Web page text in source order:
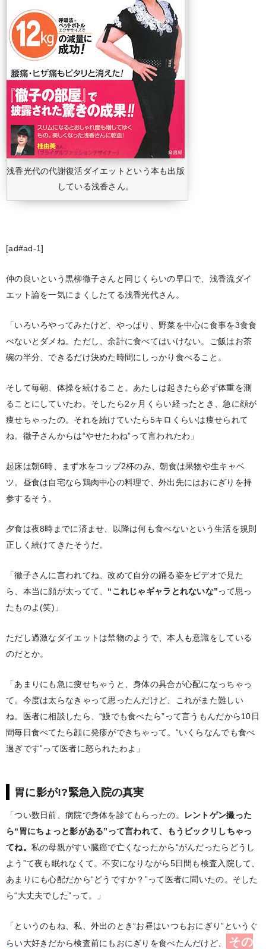
浅香光代の代謝復活ダイエットという本も出版
している浅香さん。
[ad#ad-1]
仲の良いという黒柳徹子さんと同じくらいの早口で、浅香流ダイ
エット論を一気にまくしたてる浅香光代さん。
「いろいろやってみたけど、やっぱり、野菜を中心に食事を3食食
べないとダメね。ただし、余計に食べてはいけない。ご飯はお茶
碗の半分、できるだけ決めた時間にしっかり食べること。
そして毎朝、体操を続けること。あたしは起きたら必ず体重を測
ることにしていたわ。そしたら2ヶ月くらい経ったとき、急に顔が
痩せちゃったの。それを続けていたら5キロくらいは痩せられて
ね。徹子さんからは“やせたわね”って言われたわ」
起床は朝6時、まず水をコップ2杯のみ、朝食は果物や生キャベ
ツ。昼食は自宅なら鶏肉中心の料理で、外出先にはおにぎりを持
参するそう。
夕食は夜8時までに済ませ、以降は何も食べないという生活を規則
正しく続けてきたそうだ。
「徹子さんに言われてね、改めて自分の踊る姿をビデオで見た
ら、本当に顔が太ってて、 “これじゃギャラとれないな”って思っ
たものよ(笑)」
ただし過激なダイエットは禁物のようで、本人も意識をしている
のだとか。
「あまりにも急に痩せちゃうと、身体の具合が心配になっちゃっ
て。今度は太らなきゃって思ったんだけど、これがまた難しい
ね。医者に相談したら、“鰻でも食べたら”って言うもんだから10日
間毎日食べてたら顔に発疹ができちゃって。“いくらなんでも食べ
過ぎです”って医者に怒られたわよ」
胃に影が!?緊急入院の真実
「つい数日前、病院で身体を診てもらったの。
レントゲン撮った
ら“胃にちょっと影がある”って言われて、もうビックリしちゃっ
てね。 私の母親がすい臓癌で亡くなったから“がんだったらどうし
よう”て夜も眠れなくて。不安になりながら5日間も検査入院して、
あまりにも心配だから“どうですか？”って医者に聞いたの。そした
ら“大丈夫でした”って。」
「というのもね、私、外出のとき“お昼はいつもおにぎり”というぐ
らい大好きだから検査前にもおにぎりを食べたんだけど、
その